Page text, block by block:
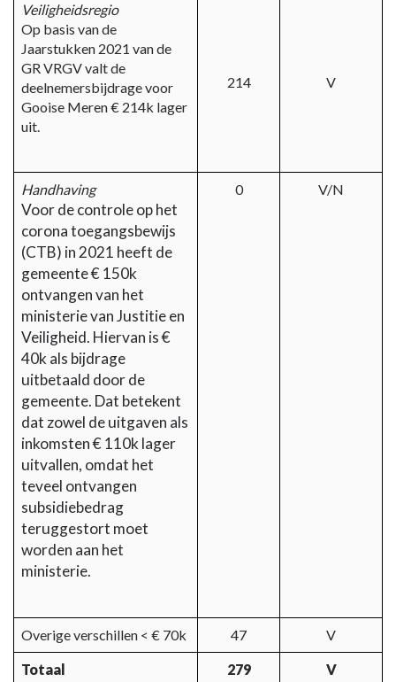
Veiligheidsregio
Op basis van de
Jaarstukken 2021 van de
GR VRGV valt de
deelnemersbijdrage voor
Gooise Meren € 214k lager
uit.
214 V
Handhaving
Voor de controle op het
corona toegangsbewijs
(CTB) in 2021 heeft de
gemeente € 150k
ontvangen van het
ministerie van Justitie en
Veiligheid. Hiervan is €
40k als bijdrage
uitbetaald door de
gemeente. Dat betekent
dat zowel de uitgaven als
inkomsten € 110k lager
uitvallen, omdat het
teveel ontvangen
subsidiebedrag
teruggestort moet
worden aan het
ministerie.
0 V/N
Overige verschillen < € 70k 47 V
Totaal 279 V